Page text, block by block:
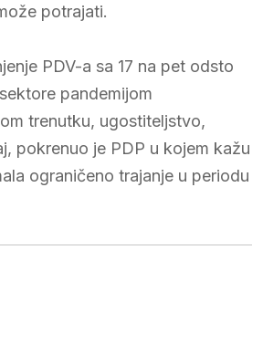
potrajati.
PDV-a sa 17 na pet odsto
pandemijom
trenutku, ugostiteljstvo,
pokrenuo je PDP u kojem kažu
ograničeno trajanje u periodu